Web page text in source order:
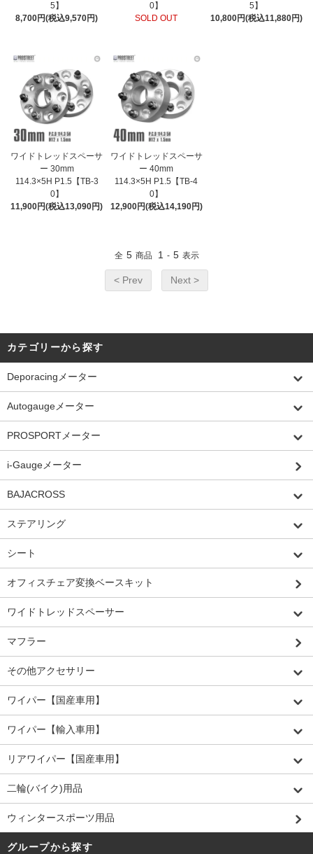
5】
8,700円(税込9,570円)
0】
SOLD OUT
5】
10,800円(税込11,880円)
ワイドトレッドスペーサ
ー 30mm
114.3×5H P1.5【TB-3
0】
11,900円(税込13,090円)
ワイドトレッドスペーサ
ー 40mm
114.3×5H P1.5【TB-4
0】
12,900円(税込14,190円)
全 5 商品 1 - 5 表示
< Prev Next >
カテゴリーから探す
Deporacingメーター
Autogaugeメーター
PROSPORTメーター
i-Gaugeメーター
BAJACROSS
ステアリング
シート
オフィスチェア変換ベースキット
ワイドトレッドスペーサー
マフラー
その他アクセサリー
ワイパー【国産車用】
ワイパー【輸入車用】
リアワイパー【国産車用】
二輪(バイク)用品
ウィンタースポーツ用品
グループから探す